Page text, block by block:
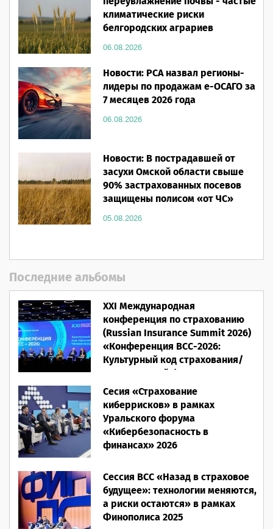
климатические риски
белгородских аграриев
06.08.2026
Новости: РСА назвал регионы-
лидеры по продажам е-ОСАГО за
7 месяцев 2026 года
06.08.2026
Новости: В пострадавшей от
засухи Омской области свыше
90% застрахованных посевов
защищены полисом «от ЧС»
05.08.2026
Последние альбомы
XXI Международная
конференция по страхованию
(Russian Insurance Summit 2026)
«Конференция ВСС-2026:
Культурный код страхования/
Человеческий фактор»
28.05.2026
Сесия «Страхование
киберрисков» в рамках
Уральского форума
«Кибербезопасность в
финансах» 2026
Сессия ВСС «Назад в страховое
будущее»: технологии меняются,
а риски остаются» в рамках
Финополиса 2025